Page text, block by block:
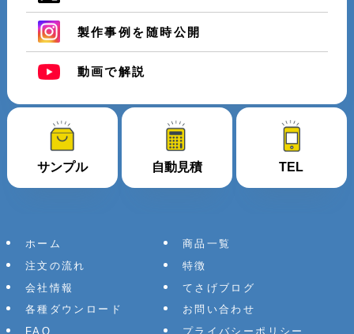
製作事例を随時公開
動画で解説
サンプル 自動見積 TEL
ホーム
商品一覧
注文の流れ
特徴
会社情報
てさげブログ
各種ダウンロード
お問い合わせ
FAQ
プライバシーポリシー